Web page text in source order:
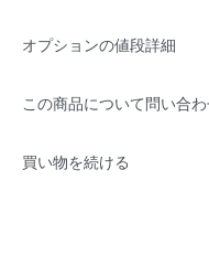
オプションの値段詳細
この商品について問い合
買い物を続ける